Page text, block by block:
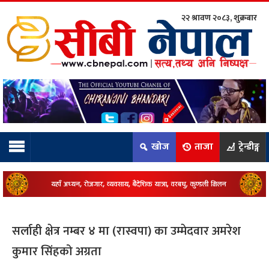
टिम:
२२ श्रावण २०८३, शुक्रबार
खोज ताजा ट्रेन्डीङ्ग
सर्लाही क्षेत्र नम्बर ४ मा (रास्वपा) का उम्मेदवार अमरेश
कुमार सिंहको अग्रता